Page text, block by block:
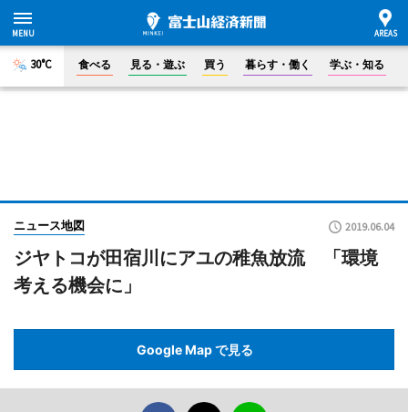
30°C 食べる 見る・遊ぶ 買う 暮らす・働く 学ぶ・知る
ニュース地図 2019.06.04
ジヤトコが田宿川にアユの稚魚放流 「環境
考える機会に」
Google Map で見る